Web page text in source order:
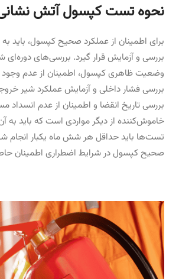
نحوه تست کپسول آتش
برای اطمینان از عملکرد صحیح کپسول، باید
بررسی و آزمایش قرار گیرد. بررسی‌های
وضعیت ظاهری کپسول، اطمینان از عدم وجود
بررسی فشار داخلی و آزمایش عملکرد شیر
بررسی تاریخ انقضا و اطمینان از عدم انسداد
خاموش‌کننده از دیگر مواردی است که باید به
تست‌ها باید حداقل هر شش ماه یکبار انجام
صحیح کپسول در شرایط اضطراری اطمینان